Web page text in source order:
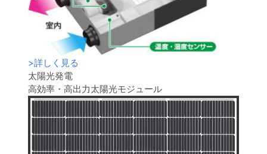
>詳しく見る
太陽光発電
高効率・高出力太陽光モジュール